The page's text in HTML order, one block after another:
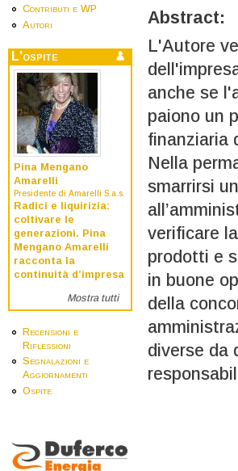
Contributi e WP
Autori
L'ospite
Pina Mengano
Amarelli
Presidente di Amarelli S.a.s.
Radici e liquirizia:
coltivare le
generazioni. Pina
Mengano Amarelli
racconta la
continuità d’impresa
Mostra tutti
Recensioni e
Riflessioni
Segnalazioni e
Aggiornamenti
Ospite
Abstract:
L'Autore
anche se
paiono un
finanziaria
Nella
smarrirsi
verificare
prodotti e
in buone
della
diverse da